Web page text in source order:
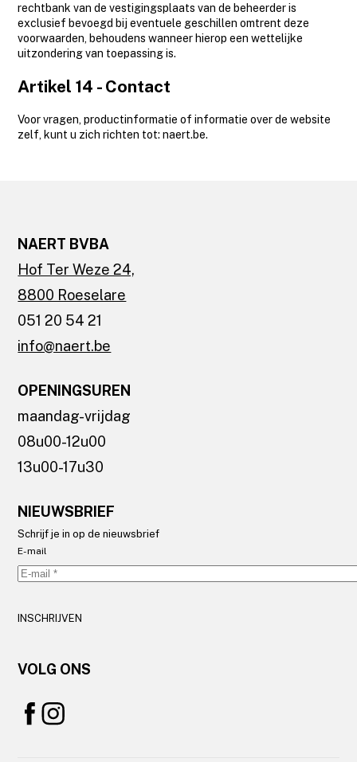
rechtbank van de vestigingsplaats van de beheerder is
exclusief bevoegd bij eventuele geschillen omtrent deze
voorwaarden, behoudens wanneer hierop een wettelijke
uitzondering van toepassing is.
Artikel 14 - Contact
Voor vragen, productinformatie of informatie over de website
zelf, kunt u zich richten tot: naert.be.
NAERT BVBA
Hof Ter Weze 24,
8800 Roeselare
051 20 54 21
info@naert.be
OPENINGSUREN
maandag-vrijdag
08u00-12u00
13u00-17u30
NIEUWSBRIEF
Schrijf je in op de nieuwsbrief
E-mail
INSCHRIJVEN
VOLG ONS